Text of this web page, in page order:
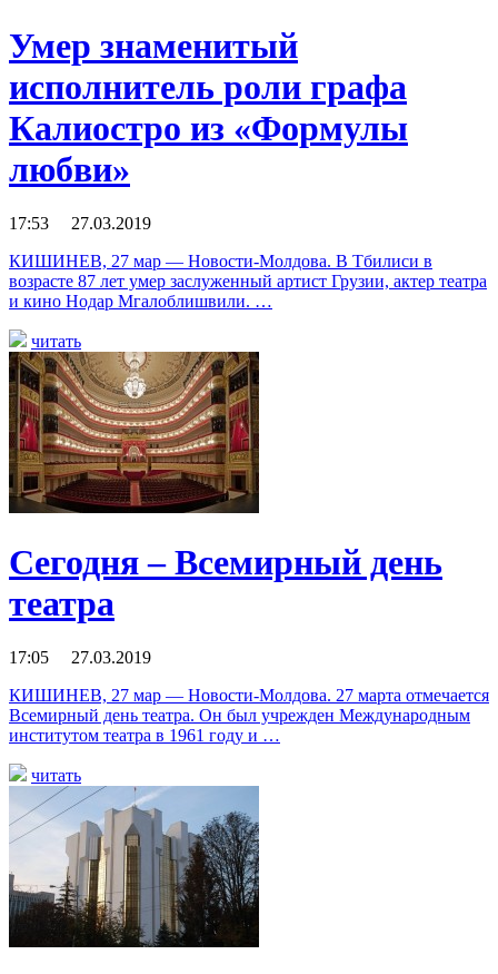
Умер знаменитый
исполнитель роли графа
Калиостро из «Формулы
любви»
17:53 27.03.2019
КИШИНЕВ, 27 мар — Новости-Молдова. В Тбилиси в
возрасте 87 лет умер заслуженный артист Грузии, актер театра
и кино Нодар Мгалоблишвили. …
читать
Сегодня – Всемирный день
театра
17:05 27.03.2019
КИШИНЕВ, 27 мар — Новости-Молдова. 27 марта отмечается
Всемирный день театра. Он был учрежден Международным
институтом театра в 1961 году и …
читать